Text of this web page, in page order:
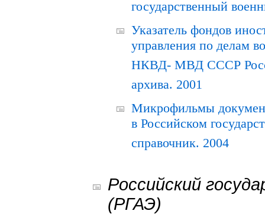
государственный
Указатель фондов
управления по делам
НКВД- МВД СССР
архива. 2001
Микрофильмы
в Российском
справочник. 2004
Российский
(РГАЭ)